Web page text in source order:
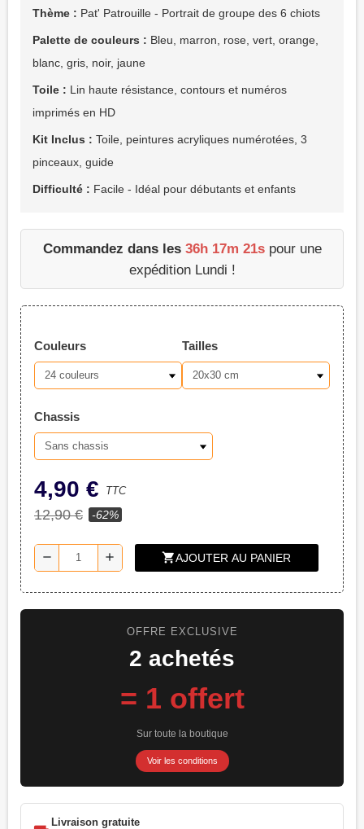
Thème : Pat' Patrouille - Portrait de groupe des 6 chiots
Palette de couleurs : Bleu, marron, rose, vert, orange,
blanc, gris, noir, jaune
Toile : Lin haute résistance, contours et numéros
imprimés en HD
Kit Inclus : Toile, peintures acryliques numérotées, 3
pinceaux, guide
Difficulté : Facile - Idéal pour débutants et enfants
Commandez dans les 36h 17m 20s pour une
expédition Lundi !
Couleurs Tailles
Chassis
4,90 € TTC
12,90 € -62%
remove add shopping_cartAJOUTER AU PANIER
OFFRE EXCLUSIVE
2 achetés
= 1 offert
Sur toute la boutique
Voir les conditions
Livraison gratuite